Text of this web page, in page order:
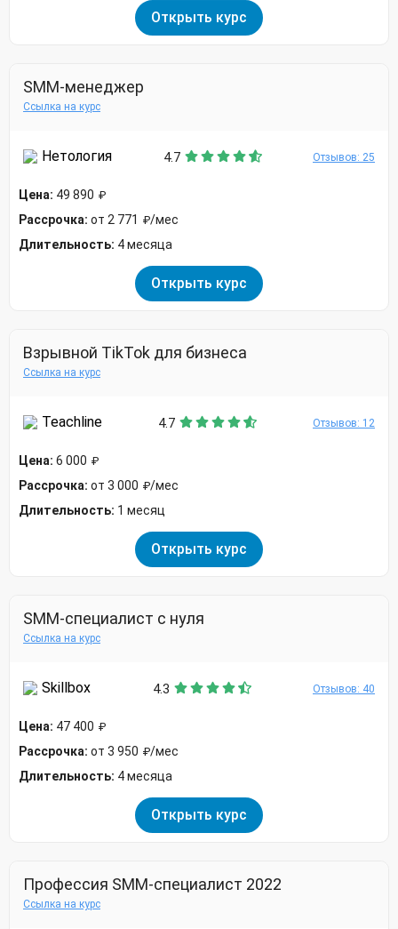
Открыть курс
SMM-менеджер
Ссылка на курс
Нетология 4.7 Отзывов: 25
Цена: 49 890 ₽
Рассрочка: от 2 771 ₽/мес
Длительность: 4 месяца
Открыть курс
Взрывной TikTok для бизнеса
Ссылка на курс
Teachline 4.7 Отзывов: 12
Цена: 6 000 ₽
Рассрочка: от 3 000 ₽/мес
Длительность: 1 месяц
Открыть курс
SMM-специалист с нуля
Ссылка на курс
Skillbox 4.3 Отзывов: 40
Цена: 47 400 ₽
Рассрочка: от 3 950 ₽/мес
Длительность: 4 месяца
Открыть курс
Профессия SMM-специалист 2022
Ссылка на курс